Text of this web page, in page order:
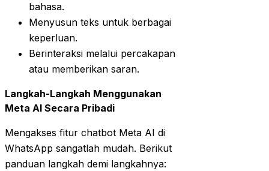
bahasa.
Menyusun teks untuk berbagai
keperluan.
Berinteraksi melalui percakapan
atau memberikan saran.
Langkah-Langkah Menggunakan
Meta AI Secara Pribadi
Mengakses fitur chatbot Meta AI di
WhatsApp sangatlah mudah. Berikut
panduan langkah demi langkahnya: